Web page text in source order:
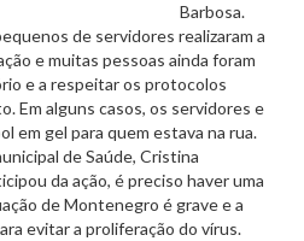
Barbosa.
de servidores realizaram a
e muitas pessoas ainda foram
e a respeitar os protocolos
Em alguns casos, os servidores e
em gel para quem estava na rua.
de Saúde, Cristina
da ação, é preciso haver uma
de Montenegro é grave e a
evitar a proliferação do vírus.